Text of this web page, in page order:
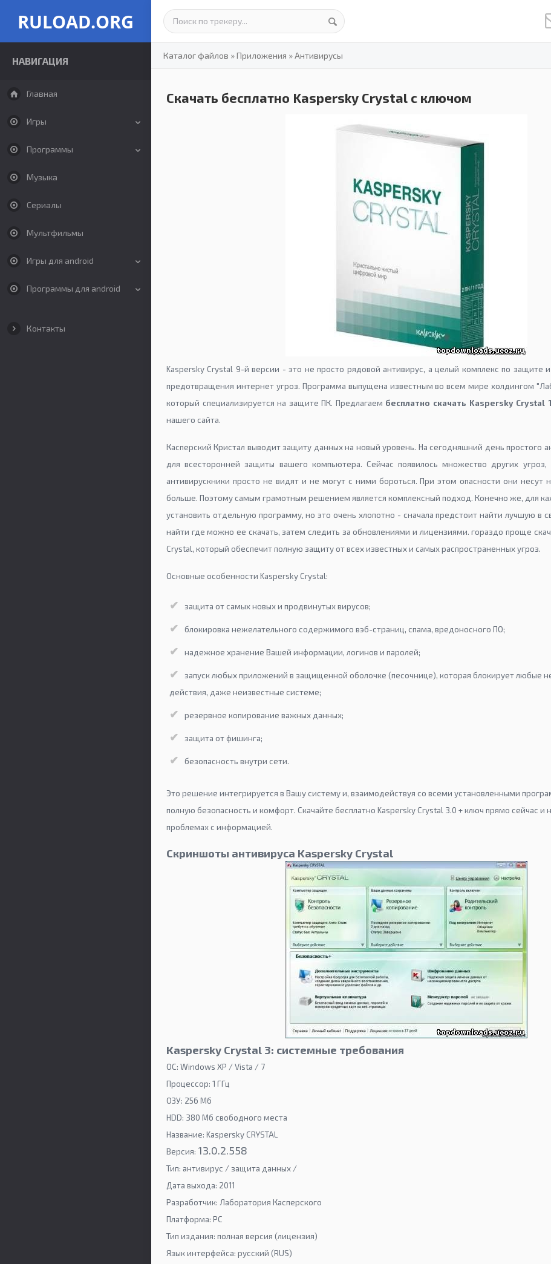
RULOAD.ORG
НАВИГАЦИЯ
Главная
Игры
Программы
Музыка
Сериалы
Мультфильмы
Игры для android
Программы для android
Контакты
Каталог файлов »Приложения »Антивирусы
Скачать бесплатно Kaspersky Crystal с ключом
Kaspersky Crystal 9-й версии - это не просто рядовой антивирус, а целый комплекс по защите
предотвращения интернет угроз. Программа выпущена известным во всем мире холдингом
который специализируется на защите ПК. Предлагаем бесплатно скачать Kaspersky Crystal
нашего сайта.
Касперский Кристал выводит защиту данных на новый уровень. На сегодняшний день простого
для всесторонней защиты вашего компьютера. Сейчас появилось множество других
антивирускники просто не видят и не могут с ними бороться. При этом опасности они несут
больше. Поэтому самым грамотным решением является комплексный подход. Конечно же, для
установить отдельную программу, но это очень хлопотно - сначала предстоит найти лучшую в
найти где можно ее скачать, затем следить за обновлениями и лицензиями. гораздо проще
Crystal, который обеспечит полную защиту от всех известных и самых распространенных угроз.
Основные особенности Kaspersky Crystal:
защита от самых новых и продвинутых вирусов;
блокировка нежелательного содержимого вэб-страниц, спама, вредоносного ПО;
надежное хранение Вашей информации, логинов и паролей;
запуск любых приложений в защищенной оболочке (песочнице), которая блокирует любые
действия, даже неизвестные системе;
резервное копирование важных данных;
защита от фишинга;
безопасность внутри сети.
Это решение интегрируется в Вашу систему и, взаимодействуя со всеми установленными
полную безопасность и комфорт. Скачайте бесплатно Kaspersky Crystal 3.0 + ключ прямо сейчас и
проблемах с информацией.
Скриншоты антивируса Kaspersky Crystal
Kaspersky Crystal 3: системные требования
ОС: Windows XP / Vista / 7
Процессор: 1 ГГц
ОЗУ: 256 Мб
HDD: 380 Мб свободного места
Название: Kaspersky CRYSTAL
Версия: 13.0.2.558
Тип: антивирус / защита данных /
Дата выхода: 2011
Разработчик: Лаборатория Касперского
Платформа: PC
Тип издания: полная версия (лицензия)
Язык интерфейса: русский (RUS)